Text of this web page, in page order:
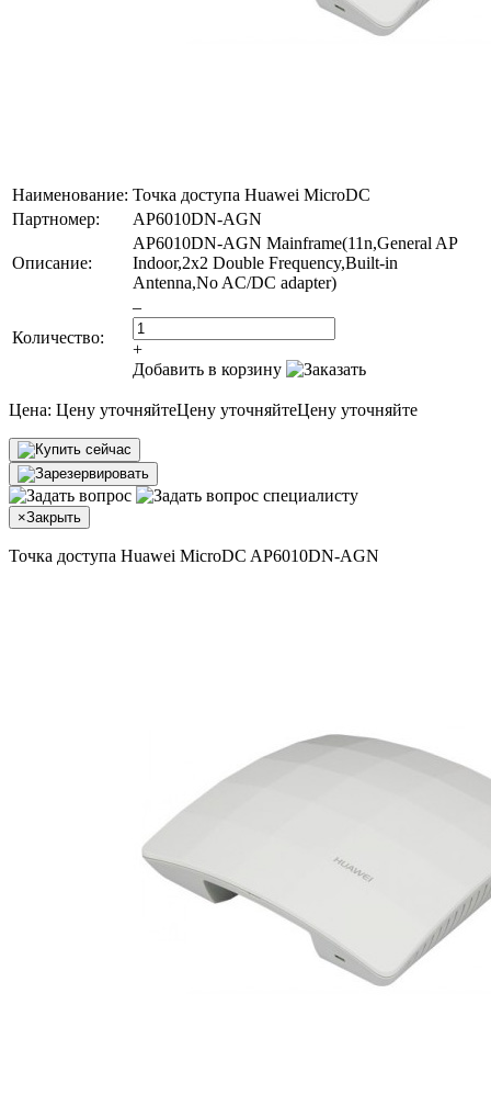
Наименование: Точка доступа Huawei MicroDC
Партномер:
AP6010DN-AGN
Описание:
AP6010DN-AGN Mainframe(11n,General AP
Indoor,2x2 Double Frequency,Built-in
Antenna,No AC/DC adapter)
Количество:
–
+
Добавить в корзину
Цена: Цену уточняйтеЦену уточняйтеЦену уточняйте
×Закрыть
Точка доступа Huawei MicroDC AP6010DN-AGN